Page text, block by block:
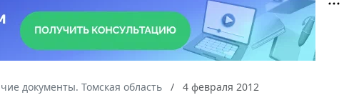
документы. Томская область 4 февраля 2012